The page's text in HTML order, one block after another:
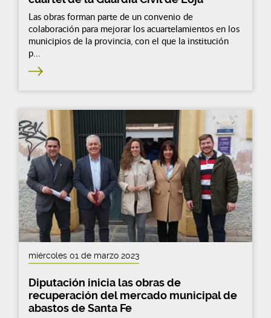
Las obras forman parte de un convenio de
colaboración para mejorar los acuartelamientos en los
municipios de la provincia, con el que la institución
p...
miércoles 01 de marzo 2023
Diputación inicia las obras de
recuperación del mercado municipal de
abastos de Santa Fe